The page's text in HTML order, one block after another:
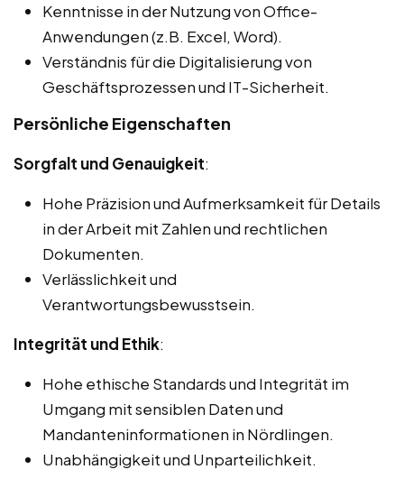
Kenntnisse in der Nutzung von Office-
Anwendungen (z.B. Excel, Word).
Verständnis für die Digitalisierung von
Geschäftsprozessen und IT-Sicherheit.
Persönliche Eigenschaften
Sorgfalt und Genauigkeit:
Hohe Präzision und Aufmerksamkeit für Details
in der Arbeit mit Zahlen und rechtlichen
Dokumenten.
Verlässlichkeit und
Verantwortungsbewusstsein.
Integrität und Ethik:
Hohe ethische Standards und Integrität im
Umgang mit sensiblen Daten und
Mandanteninformationen in Nördlingen.
Unabhängigkeit und Unparteilichkeit.